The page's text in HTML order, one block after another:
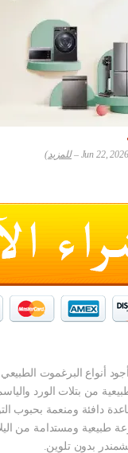
للمزيد)
أنواع البرغموت الطبيعي
من بتلات الورد
دافئة ومنعمة بحبوب
طبيعية ومستدامة من
بدون تلوين.